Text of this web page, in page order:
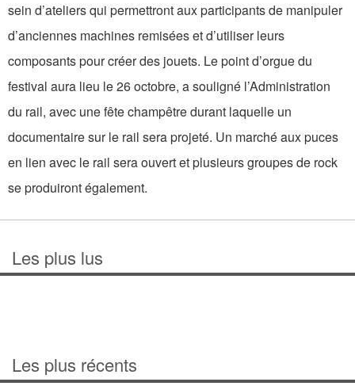
sein d’ateliers qui permettront aux participants de manipuler
d’anciennes machines remisées et d’utiliser leurs
composants pour créer des jouets. Le point d’orgue du
festival aura lieu le 26 octobre, a souligné l’Administration
du rail, avec une fête champêtre durant laquelle un
documentaire sur le rail sera projeté. Un marché aux puces
en lien avec le rail sera ouvert et plusieurs groupes de rock
se produiront également.
Les plus lus
Les plus récents